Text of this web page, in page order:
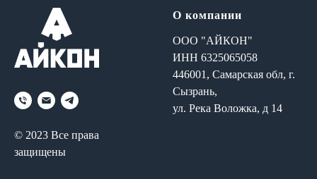
© 2023 Все права
защищены
О компании
ООО "АЙКОН"
ИНН 6325065058
446001, Самарская обл, г.
Сызрань,
ул. Река Воложка, д 14